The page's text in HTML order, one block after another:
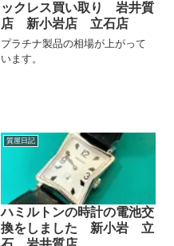
ックレス買い取り 岩井質
店 新小岩店 立石店
プラチナ製品の相場が上がって
います。
質屋日記
ハミルトンの時計の電池交
換をしました 新小岩 立